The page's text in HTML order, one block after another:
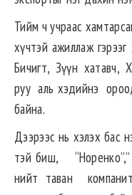
Тийм ч учраас
хүчтэй ажиллаж
Бичигт, Зүүн хатавч,
руу аль хэдийнэ
байна.
Дээрээс нь хэлэх бас
тэй биш, “Норенко”,”
нийт таван